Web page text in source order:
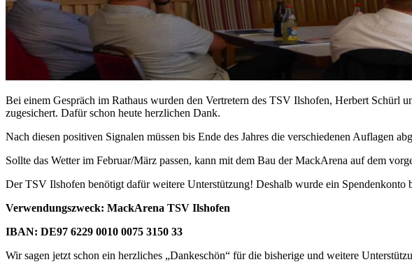
Bei einem Gespräch im Rathaus wurden den Vertretern des TSV Ilshofen, Herbert
zugesichert. Dafür schon heute herzlichen Dank.
Nach diesen positiven Signalen müssen bis Ende des Jahres die verschiedenen Auflagen
Sollte das Wetter im Februar/März passen, kann mit dem Bau der MackArena auf dem
Der TSV Ilshofen benötigt dafür weitere Unterstützung! Deshalb wurde ein
Verwendungszweck: MackArena TSV Ilshofen
IBAN: DE97 6229 0010 0075 3150 33
Wir sagen jetzt schon ein herzliches „Dankeschön“ für die bisherige und weitere